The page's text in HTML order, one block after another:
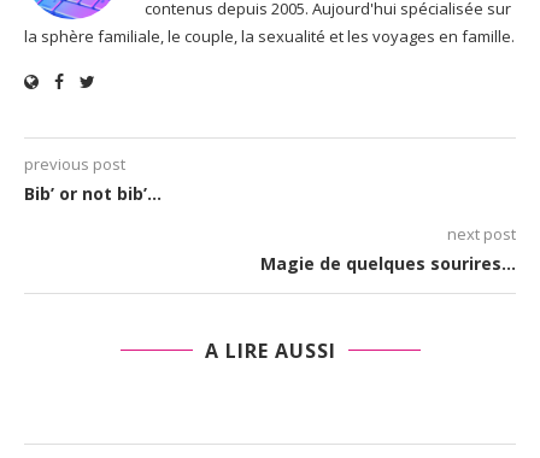
contenus depuis 2005. Aujourd'hui spécialisée sur
la sphère familiale, le couple, la sexualité et les voyages en famille.
previous post
Bib’ or not bib’…
next post
Magie de quelques sourires…
A LIRE AUSSI